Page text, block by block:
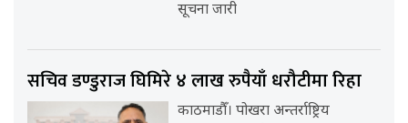
सूचना जारी
सचिव डण्डुराज घिमिरे ४ लाख रुपैयाँ धरौटीमा रिहा
काठमाडौँ। पोखरा अन्तर्राष्ट्रिय